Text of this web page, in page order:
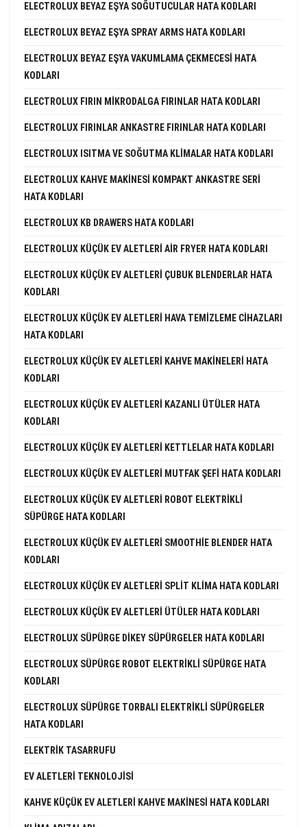
ELECTROLUX BEYAZ EŞYA SOĞUTUCULAR HATA KODLARI
ELECTROLUX BEYAZ EŞYA SPRAY ARMS HATA KODLARI
ELECTROLUX BEYAZ EŞYA VAKUMLAMA ÇEKMECESI HATA
KODLARI
ELECTROLUX FIRIN MIKRODALGA FIRINLAR HATA KODLARI
ELECTROLUX FIRINLAR ANKASTRE FIRINLAR HATA KODLARI
ELECTROLUX ISITMA VE SOĞUTMA KLIMALAR HATA KODLARI
ELECTROLUX KAHVE MAKINESI KOMPAKT ANKASTRE SERI
HATA KODLARI
ELECTROLUX KB DRAWERS HATA KODLARI
ELECTROLUX KÜÇÜK EV ALETLERI AIR FRYER HATA KODLARI
ELECTROLUX KÜÇÜK EV ALETLERI ÇUBUK BLENDERLAR HATA
KODLARI
ELECTROLUX KÜÇÜK EV ALETLERI HAVA TEMIZLEME CIHAZLARI
HATA KODLARI
ELECTROLUX KÜÇÜK EV ALETLERI KAHVE MAKINELERI HATA
KODLARI
ELECTROLUX KÜÇÜK EV ALETLERI KAZANLI ÜTÜLER HATA
KODLARI
ELECTROLUX KÜÇÜK EV ALETLERI KETTLELAR HATA KODLARI
ELECTROLUX KÜÇÜK EV ALETLERI MUTFAK ŞEFI HATA KODLARI
ELECTROLUX KÜÇÜK EV ALETLERI ROBOT ELEKTRIKLI
SÜPÜRGE HATA KODLARI
ELECTROLUX KÜÇÜK EV ALETLERI SMOOTHIE BLENDER HATA
KODLARI
ELECTROLUX KÜÇÜK EV ALETLERI SPLIT KLIMA HATA KODLARI
ELECTROLUX KÜÇÜK EV ALETLERI ÜTÜLER HATA KODLARI
ELECTROLUX SÜPÜRGE DIKEY SÜPÜRGELER HATA KODLARI
ELECTROLUX SÜPÜRGE ROBOT ELEKTRIKLI SÜPÜRGE HATA
KODLARI
ELECTROLUX SÜPÜRGE TORBALI ELEKTRIKLI SÜPÜRGELER
HATA KODLARI
ELEKTRIK TASARRUFU
EV ALETLERI TEKNOLOJISI
KAHVE KÜÇÜK EV ALETLERI KAHVE MAKINESI HATA KODLARI